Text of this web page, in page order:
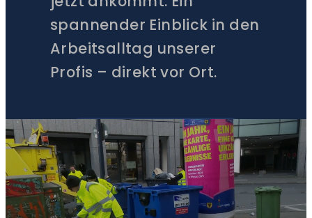
spannender Einblick in den
Arbeitsalltag unserer
Profis – direkt vor Ort.
ZUM
ORIGINALVIDEO